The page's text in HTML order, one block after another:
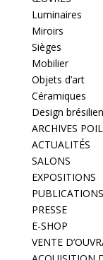
Luminaires
Miroirs
Sièges
Mobilier
Objets d’art
Céramiques
Design brésilien
ARCHIVES
ACTUALITÉS
SALONS
EXPOSITIONS
PUBLICATIONS
PRESSE
E-SHOP
VENTE